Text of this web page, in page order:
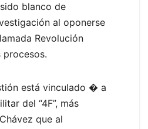
blanco de
al oponerse
Revolución
procesos.
está vinculado � a
del “4F”, más
que al